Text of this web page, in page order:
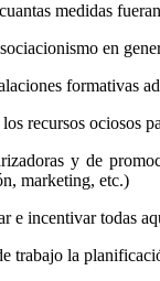
medidas
en
formativas
recursos ociosos
y de
marketing, etc.)
e incentivar todas
trabajo la